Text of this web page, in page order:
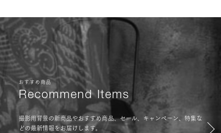
おすすめ商品
Recommend Items
撮影用背景の新商品やおすすめ商品、セール、キャンペーン、特集な
どの最新情報をお届けします。